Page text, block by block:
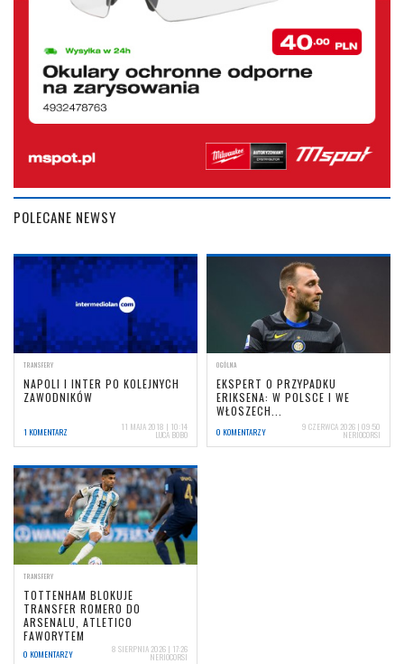
POLECANE NEWSY
TRANSFERY
NAPOLI I INTER PO KOLEJNYCH
ZAWODNIKÓW
1 KOMENTARZ 11 MAJA 2018 | 10:14
LUCA BOBO
OGÓLNA
EKSPERT O PRZYPADKU
ERIKSENA: W POLSCE I WE
WŁOSZECH...
0 KOMENTARZY 9 CZERWCA 2026 | 09:50
NERIOCORSI
TRANSFERY
TOTTENHAM BLOKUJE
TRANSFER ROMERO DO
ARSENALU, ATLETICO
FAWORYTEM
0 KOMENTARZY 8 SIERPNIA 2026 | 17:26
NERIOCORSI